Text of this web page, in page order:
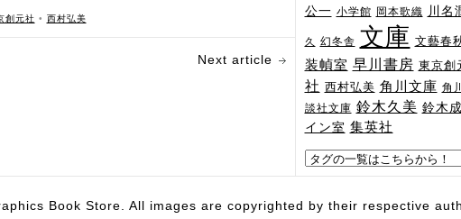
公一 小学館 岡本歌織 川名
久 幻冬舎 文庫 文藝春
装幀室 早川書房 東京創
社 西村弘美 角川文庫 角
談社文庫 鈴木久美 鈴木
イン室 集英社
創元社 • 西村弘美
Next article
Book Store. All images are copyrighted by their respective